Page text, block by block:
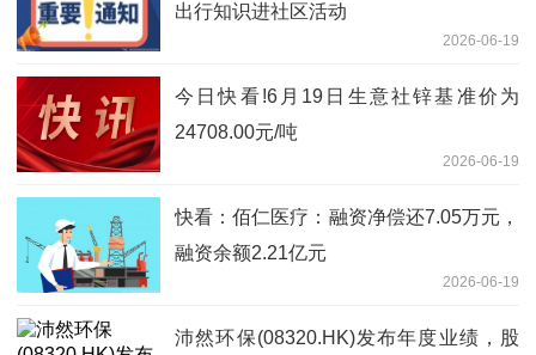
出行知识进社区活动
2026-06-19
今日快看!6月19日生意社锌基准价为
24708.00元/吨
2026-06-19
快看：佰仁医疗：融资净偿还7.05万元，
融资余额2.21亿元
2026-06-19
沛然环保(08320.HK)发布年度业绩，股